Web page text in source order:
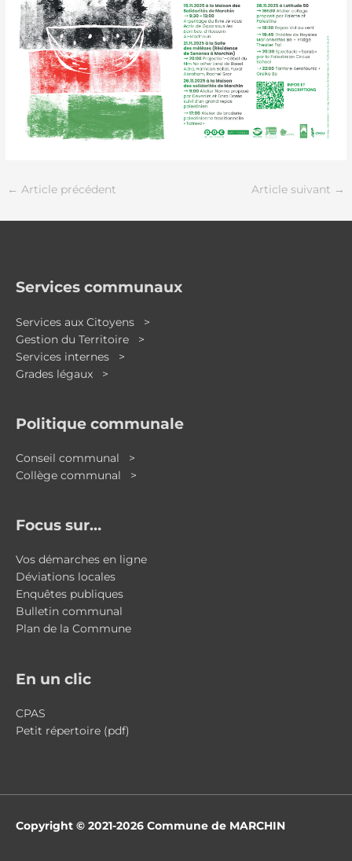
← Article précédent Article suivant →
Services communaux
Services aux Citoyens >
Gestion du Territoire >
Services internes >
Grades légaux >
Politique communale
Conseil communal >
Collège communal >
Focus sur…
Vos démarches en ligne
Déviations locales
Enquêtes publiques
Bulletin communal
Plan de la Commune
En un clic
CPAS
Petit répertoire (pdf)
Copyright © 2021-2026 Commune de MARCHIN